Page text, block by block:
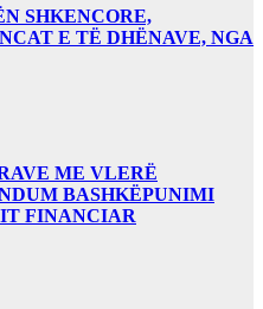
SHKENCORE,
E TË DHËNAVE, NGA
ME VLERË
BASHKËPUNIMI
FINANCIAR